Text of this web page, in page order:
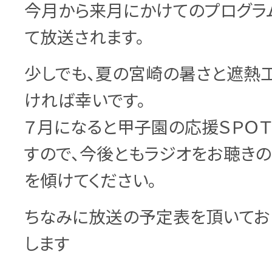
今月から来月にかけてのプログラ
て放送されます。
少しでも、夏の宮崎の暑さと遮熱
ければ幸いです。
７月になると甲子園の応援ＳＰＯ
すので、今後ともラジオをお聴き
を傾けてください。
ちなみに放送の予定表を頂いてお
します